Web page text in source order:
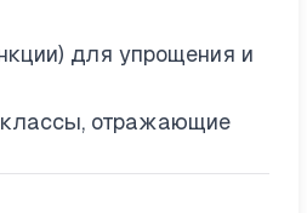
для упрощения и
отражающие